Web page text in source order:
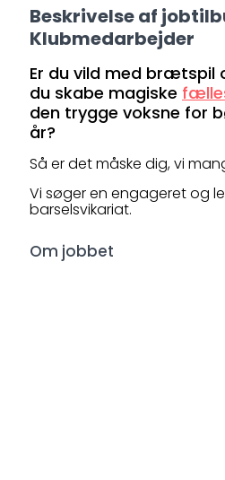
Beskrivelse af
Klubmedarbejder
Er du vild med brætspil
du skabe magiske
den trygge voksne for
år?
Så er det måske dig, vi
Vi søger en engageret og
barselsvikariat.
Om jobbet